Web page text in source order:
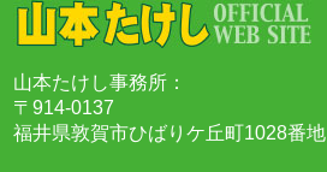
山本たけし事務所：
〒914-0137
福井県敦賀市ひばりケ丘町1028番地